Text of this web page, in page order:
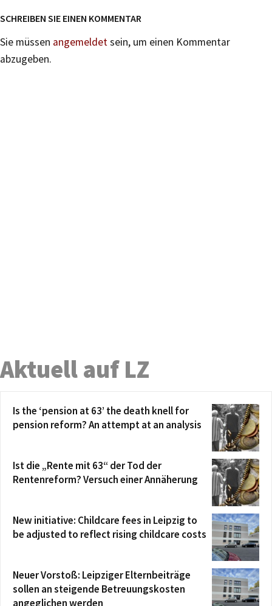
SCHREIBEN SIE EINEN KOMMENTAR
Sie müssen angemeldetsein, um einen Kommentar
abzugeben.
Aktuell auf LZ
Is the ‘pension at 63’ the death knell for
pension reform? An attempt at an analysis
Ist die „Rente mit 63“ der Tod der
Rentenreform? Versuch einer Annäherung
New initiative: Childcare fees in Leipzig to
be adjusted to reflect rising childcare costs
Neuer Vorstoß: Leipziger Elternbeiträge
sollen an steigende Betreuungskosten
angeglichen werden